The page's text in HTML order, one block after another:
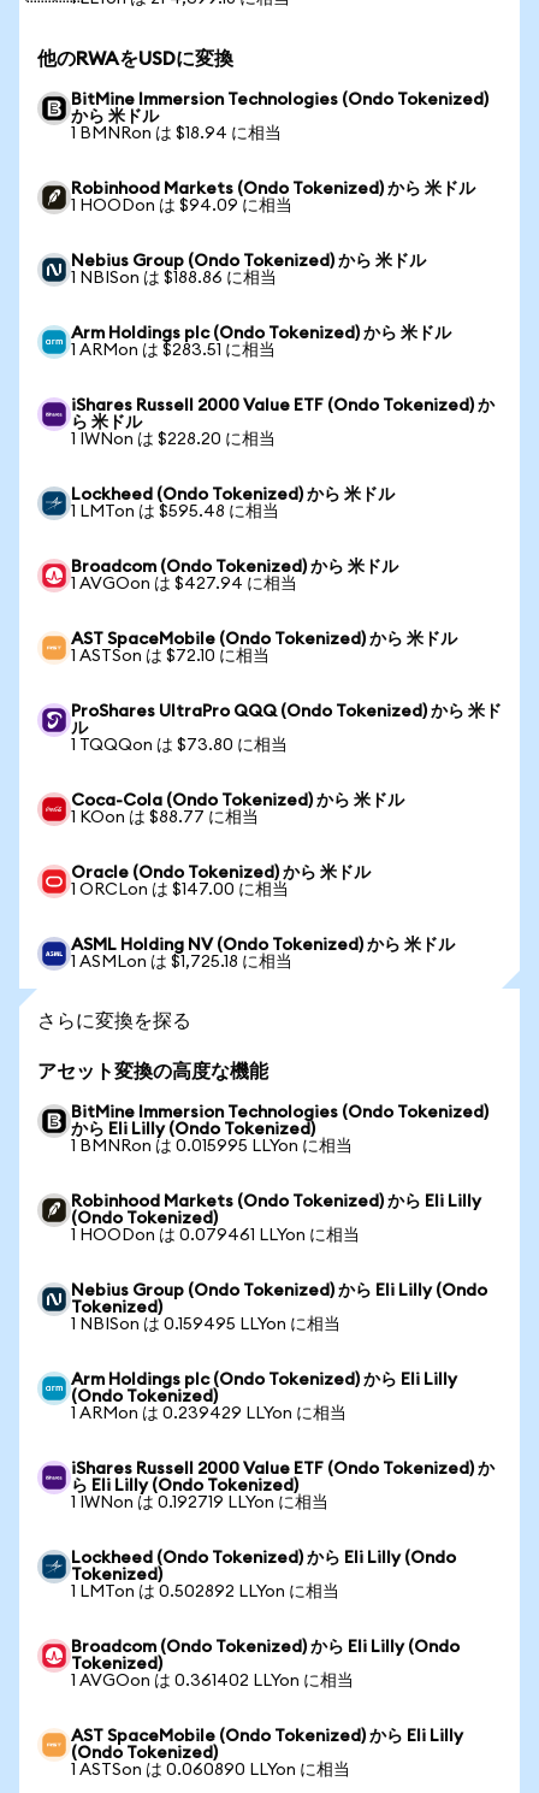
他のRWAをUSDに変換
BitMine Immersion Technologies (Ondo Tokenized)
から 米ドル
1 BMNRon は $18.94 に相当
Robinhood Markets (Ondo Tokenized) から 米ドル
1 HOODon は $94.09 に相当
Nebius Group (Ondo Tokenized) から 米ドル
1 NBISon は $188.86 に相当
Arm Holdings plc (Ondo Tokenized) から 米ドル
1 ARMon は $283.51 に相当
iShares Russell 2000 Value ETF (Ondo Tokenized) か
ら 米ドル
1 IWNon は $228.20 に相当
Lockheed (Ondo Tokenized) から 米ドル
1 LMTon は $595.48 に相当
Broadcom (Ondo Tokenized) から 米ドル
1 AVGOon は $427.94 に相当
AST SpaceMobile (Ondo Tokenized) から 米ドル
1 ASTSon は $72.10 に相当
ProShares UltraPro QQQ (Ondo Tokenized) から 米ド
ル
1 TQQQon は $73.80 に相当
Coca-Cola (Ondo Tokenized) から 米ドル
1 KOon は $88.77 に相当
Oracle (Ondo Tokenized) から 米ドル
1 ORCLon は $147.00 に相当
ASML Holding NV (Ondo Tokenized) から 米ドル
1 ASMLon は $1,725.18 に相当
さらに変換を探る
アセット変換の高度な機能
BitMine Immersion Technologies (Ondo Tokenized)
から Eli Lilly (Ondo Tokenized)
1 BMNRon は 0.015995 LLYon に相当
Robinhood Markets (Ondo Tokenized) から Eli Lilly
(Ondo Tokenized)
1 HOODon は 0.079461 LLYon に相当
Nebius Group (Ondo Tokenized) から Eli Lilly (Ondo
Tokenized)
1 NBISon は 0.159495 LLYon に相当
Arm Holdings plc (Ondo Tokenized) から Eli Lilly
(Ondo Tokenized)
1 ARMon は 0.239429 LLYon に相当
iShares Russell 2000 Value ETF (Ondo Tokenized) か
ら Eli Lilly (Ondo Tokenized)
1 IWNon は 0.192719 LLYon に相当
Lockheed (Ondo Tokenized) から Eli Lilly (Ondo
Tokenized)
1 LMTon は 0.502892 LLYon に相当
Broadcom (Ondo Tokenized) から Eli Lilly (Ondo
Tokenized)
1 AVGOon は 0.361402 LLYon に相当
AST SpaceMobile (Ondo Tokenized) から Eli Lilly
(Ondo Tokenized)
1 ASTSon は 0.060890 LLYon に相当